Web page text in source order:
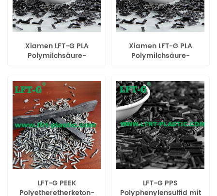
Xiamen LFT-G PLA
Polymilchsäure-
thermoplastisches Harz
Xiamen LFT-G PLA
Polymilchsäure-
thermoplastisches Harz
LFT-G PEEK
Polyetheretherketon-
LFT-G PPS
Polyphenylensulfid mit